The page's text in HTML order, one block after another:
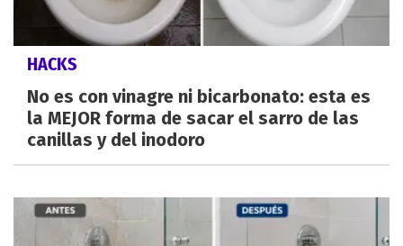
HACKS
No es con vinagre ni bicarbonato: esta es
la MEJOR forma de sacar el sarro de las
canillas y del inodoro